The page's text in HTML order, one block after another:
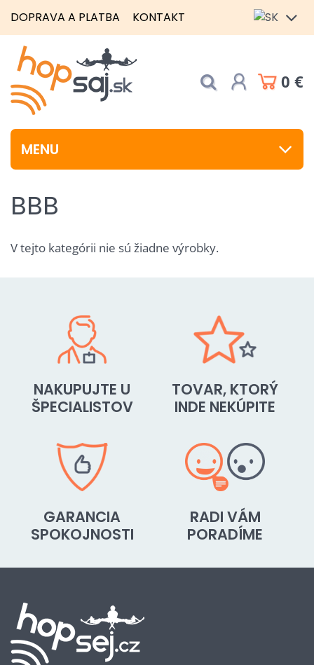
DOPRAVA A PLATBA KONTAKT
0 €
MENU
BBB
V tejto kategórii nie sú žiadne výrobky.
NAKUPUJTE U
ŠPECIALISTOV
TOVAR, KTORÝ
INDE NEKÚPITE
GARANCIA
SPOKOJNOSTI
RADI VÁM
PORADÍME